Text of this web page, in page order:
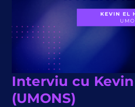
Interviu cu
(UMONS)